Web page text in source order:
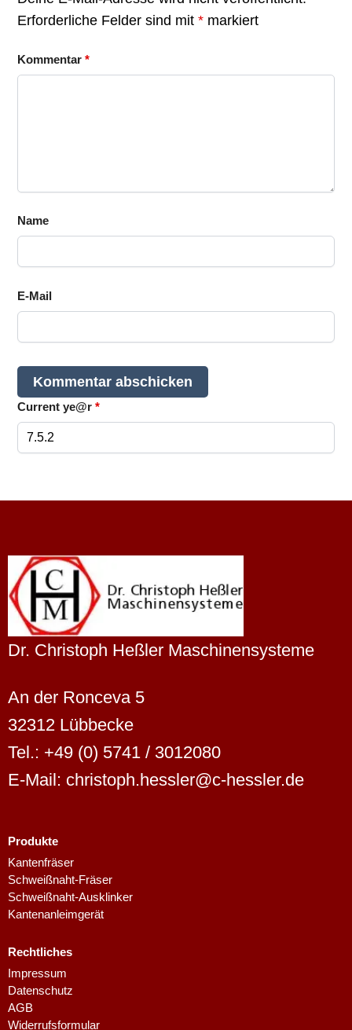
Erforderliche Felder sind mit * markiert
Kommentar *
Name
E-Mail
Current ye@r *
Dr. Christoph Heßler Maschinensysteme
An der Ronceva 5
32312 Lübbecke
Tel.: +49 (0) 5741 / 3012080
E-Mail: christoph.hessler@c-hessler.de
Produkte
Kantenfräser
Schweißnaht-Fräser
Schweißnaht-Ausklinker
Kantenanleimgerät
Rechtliches
Impressum
Datenschutz
AGB
Widerrufsformular
French
Swedish
Finnish
Dutch